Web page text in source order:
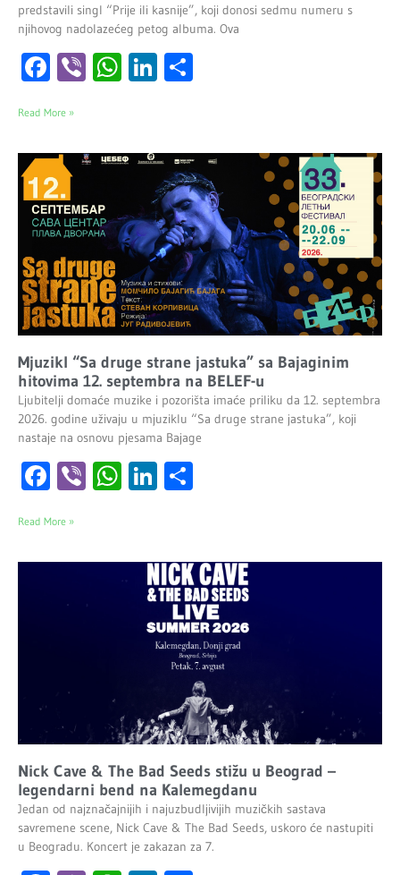
predstavili singl “Prije ili kasnije”, koji donosi sedmu numeru s
njihovog nadolazećeg petog albuma. Ova
Facebook
ViberWhatsApp
LinkedIn
Read More »
Mjuzikl “Sa druge strane jastuka” sa Bajaginim
hitovima 12. septembra na BELEF-u
Ljubitelji domaće muzike i pozorišta imaće priliku da 12. septembra
2026. godine uživaju u mjuziklu “Sa druge strane jastuka”, koji
nastaje na osnovu pjesama Bajage
Facebook
ViberWhatsApp
LinkedIn
Read More »
Nick Cave & The Bad Seeds stižu u Beograd –
legendarni bend na Kalemegdanu
Jedan od najznačajnijih i najuzbudljivijih muzičkih sastava
savremene scene, Nick Cave & The Bad Seeds, uskoro će nastupiti
u Beogradu. Koncert je zakazan za 7.